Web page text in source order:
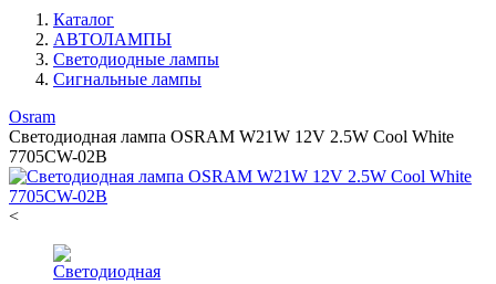
Каталог
АВТОЛАМПЫ
Светодиодные лампы
Сигнальные лампы
Osram
Светодиодная лампа OSRAM W21W 12V 2.5W Cool White
7705CW-02B
<